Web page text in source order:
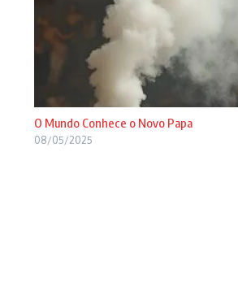
O Mundo Conhece o Novo Papa
08/05/2025